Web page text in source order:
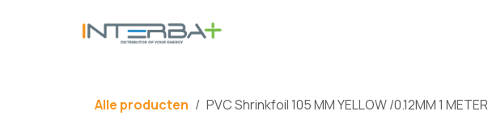
Alle producten PVC Shrinkfoil 105 MM YELLOW /0.12MM 1 METER